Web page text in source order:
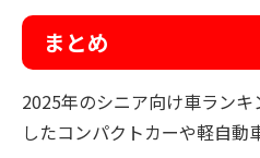
まとめ
2025年のシニア向け車ラン
したコンパクトカーや軽自動